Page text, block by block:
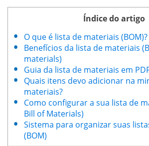
Índice do artigo
O que é lista de materiais (BOM)?
Benefícios da lista de materiais
materials)
Guia da lista de materiais em
Quais itens devo adicionar na
materiais?
Como configurar a sua lista de
Bill of Materials)
Sistema para organizar suas
(BOM)